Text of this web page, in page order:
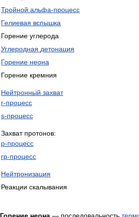
Тройной альфа-процесс
Гелиевая вспышка
Горение углерода
Углеродная детонация
Горение неона
Горение кремния
Нейтронный захват
r-процесс
s-процесс
Захват протонов:
p-процесс
rp-процесс
Нейтронизация
Реакции скалывания